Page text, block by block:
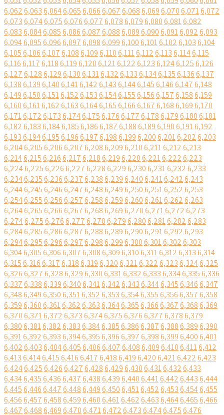
6,0626,0636,0646,0656,0666,0676,0686,0696,0706,0716,072
6,0736,0746,0756,0766,0776,0786,0796,0806,0816,082
6,0836,0846,0856,0866,0876,0886,0896,0906,0916,0926,093
6,0946,0956,0966,0976,0986,0996,1006,1016,1026,1036,104
6,1056,1066,1076,1086,1096,1106,1116,1126,1136,1146,115
6,1166,1176,1186,1196,1206,1216,1226,1236,1246,1256,126
6,1276,1286,1296,1306,1316,1326,1336,1346,1356,1366,137
6,1386,1396,1406,1416,1426,1436,1446,1456,1466,1476,148
6,1496,1506,1516,1526,1536,1546,1556,1566,1576,1586,159
6,1606,1616,1626,1636,1646,1656,1666,1676,1686,1696,170
6,1716,1726,1736,1746,1756,1766,1776,1786,1796,1806,181
6,1826,1836,1846,1856,1866,1876,1886,1896,1906,1916,192
6,1936,1946,1956,1966,1976,1986,1996,2006,2016,2026,203
6,2046,2056,2066,2076,2086,2096,2106,2116,2126,213
6,2146,2156,2166,2176,2186,2196,2206,2216,2226,223
6,2246,2256,2266,2276,2286,2296,2306,2316,2326,233
6,2346,2356,2366,2376,2386,2396,2406,2416,2426,243
6,2446,2456,2466,2476,2486,2496,2506,2516,2526,253
6,2546,2556,2566,2576,2586,2596,2606,2616,2626,263
6,2646,2656,2666,2676,2686,2696,2706,2716,2726,273
6,2746,2756,2766,2776,2786,2796,2806,2816,2826,283
6,2846,2856,2866,2876,2886,2896,2906,2916,2926,293
6,2946,2956,2966,2976,2986,2996,3006,3016,3026,303
6,3046,3056,3066,3076,3086,3096,3106,3116,3126,3136,314
6,3156,3166,3176,3186,3196,3206,3216,3226,3236,3246,325
6,3266,3276,3286,3296,3306,3316,3326,3336,3346,3356,336
6,3376,3386,3396,3406,3416,3426,3436,3446,3456,3466,347
6,3486,3496,3506,3516,3526,3536,3546,3556,3566,3576,358
6,3596,3606,3616,3626,3636,3646,3656,3666,3676,3686,369
6,3706,3716,3726,3736,3746,3756,3766,3776,3786,379
6,3806,3816,3826,3836,3846,3856,3866,3876,3886,3896,390
6,3916,3926,3936,3946,3956,3966,3976,3986,3996,4006,401
6,4026,4036,4046,4056,4066,4076,4086,4096,4106,4116,412
6,4136,4146,4156,4166,4176,4186,4196,4206,4216,4226,423
6,4246,4256,4266,4276,4286,4296,4306,4316,4326,433
6,4346,4356,4366,4376,4386,4396,4406,4416,4426,4436,444
6,4456,4466,4476,4486,4496,4506,4516,4526,4536,4546,455
6,4566,4576,4586,4596,4606,4616,4626,4636,4646,4656,466
6,4676,4686,4696,4706,4716,4726,4736,4746,4756,476